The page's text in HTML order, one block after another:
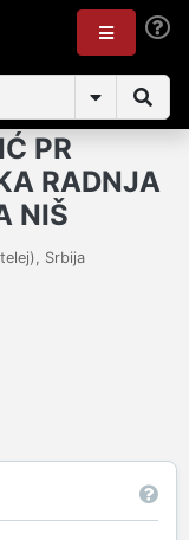
PR
RADNJA
NIŠ
, Srbija